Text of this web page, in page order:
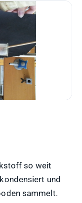
so weit
und
sammelt.